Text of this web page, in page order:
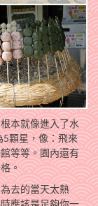
本就像進入了水
顆星，像：飛來
等等。園內還有
。
去的當天太熱
應該是足夠你一